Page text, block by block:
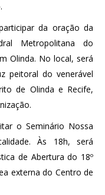
da oração da
Metropolitana do
Olinda. No local, será
peitoral do venerável
de Olinda e Recife,
o Seminário Nossa
Às 18h, será
de Abertura do 18º
externa do Centro de